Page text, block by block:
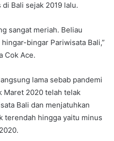
Bali sejak 2019 lalu.
sangat meriah. Beliau
bingar Pariwisata Bali,”
Cok Ace.
lama sebab pandemi
Maret 2020 telah telak
Bali dan menjatuhkan
terendah hingga yaitu minus